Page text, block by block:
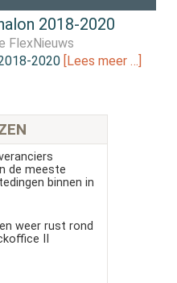
2018-2020
FlexNieuws
2020 [Lees meer …]
de meeste
binnen in
weer rust rond
II